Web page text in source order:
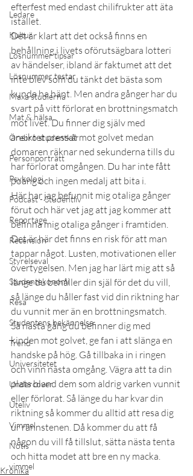
Ledare
Kultur
Lösnummer tipsar
Lösnummer testar
Maxa studierna
Mat & hälsa
Örebro studentkår
Personporträtt
Psykologi
Podcast - Studentliv
Reportage
Recension
Styrelseval
Studentekonomi
Resa
Studentens bekännelse
Trend
Universitetet
Undercover
Uteliv
Vimmel
Notis
vimmel
efterfest med endast chilifrukter att äta
istället.
Det är klart att det också finns en
behållning i livets oförutsägbara lotteri
av händelser, ibland är faktumet att det
inte blev som du tänkt det bästa som
kunde ha hänt. Men andra gånger har du
svart på vitt förlorat en brottningsmatch
mot livet. Du finner dig själv med
ansiktet pressat mot golvet medan
domaren räknar ned sekunderna tills du
har förlorat omgången. Du har inte fått
poäng och ingen medalj att bita i.
Här har jag befunnit mig otaliga gånger
förut och här vet jag att jag kommer att
befinna mig otaliga gånger i framtiden.
Det är här det finns en risk för att man
tappar något. Lusten, motivationen eller
övertygelsen. Men jag har lärt mig att så
länge du behåller din själ för det du vill,
så länge du håller fast vid din riktning har
du vunnit mer än en brottningsmatch.
Så nästa gång du befinner dig med
kinden mot golvet, ge fan i att slänga en
handske på hög. Gå tillbaka in i ringen
och vinn nästa omgång. Vägra att ta din
plats bland dem som aldrig varken vunnit
eller förlorat. Så länge du har kvar din
riktning så kommer du alltid att resa dig
ur rännstenen. Då kommer du att få
någon du vill få tillslut, sätta nästa tenta
och hitta modet att bre en ny macka.
Krönika